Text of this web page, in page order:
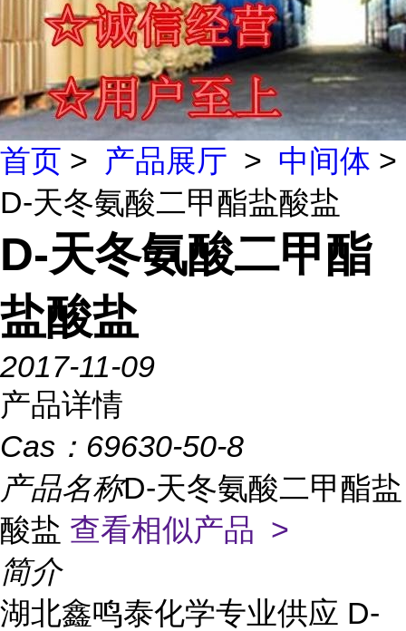
首页 > 产品展厅 > 中间体 >
D-天冬氨酸二甲酯盐酸盐
D-天冬氨酸二甲酯
盐酸盐
2017-11-09
产品详情
Cas： 69630-50-8
产品名称D-天冬氨酸二甲酯盐
酸盐 查看相似产品 >
简介
湖北鑫鸣泰化学专业供应 D-